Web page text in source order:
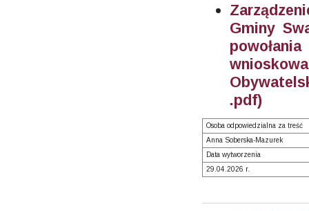
Gminy
.pdf)
Osoba odpowiedzialna za treść
Anna Soberska-Mazurek
Data wytworzenia
29.04.2026 r.